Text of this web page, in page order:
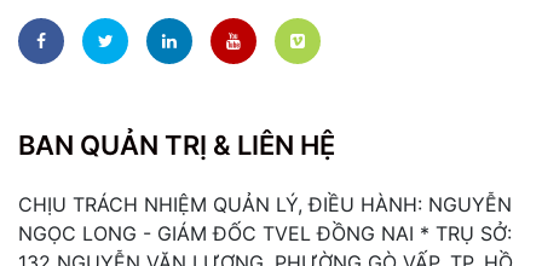
BAN QUẢN TRỊ & LIÊN HỆ
CHỊU TRÁCH NHIỆM QUẢN LÝ, ĐIỀU HÀNH: NGUYỄN
NGỌC LONG - GIÁM ĐỐC TVEL ĐỒNG NAI * TRỤ SỞ: